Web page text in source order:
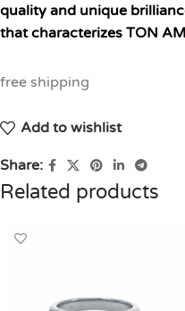
quality and unique
that characterizes TON
free shipping
Add to wishlist
Share:
Related products